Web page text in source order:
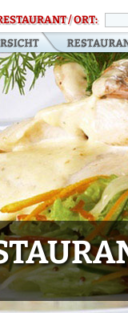
/ ORT: